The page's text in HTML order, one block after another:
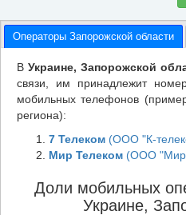
Операторы Запорожской области
В Украине, Запорожской
связи, им принадлежит
мобильных телефонов
региона):
7 Телеком(ООО "К-
Мир Телеком(ООО
Доли мобильных
Украине,